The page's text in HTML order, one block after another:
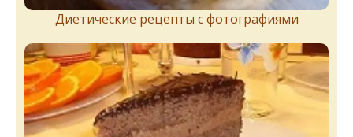
Диетические рецепты с фотографиями